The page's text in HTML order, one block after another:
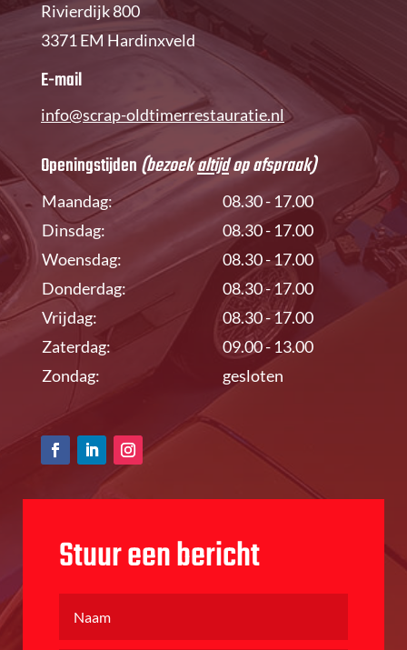
Rivierdijk 800
3371 EM Hardinxveld
E-mail
info@scrap-oldtimerrestauratie.nl
Openingstijden(bezoekaltijdop afspraak)
Maandag:
Dinsdag:
Woensdag:
Donderdag:
Vrijdag:
Zaterdag:
Zondag:
08.30 - 17.00
08.30 - 17.00
08.30 - 17.00
08.30 - 17.00
08.30 - 17.00
09.00 - 13.00
gesloten
Stuur een bericht